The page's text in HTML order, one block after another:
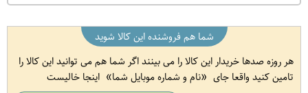
شما هم فروشنده این کالا شوید
هر روزه صدها خریدار این کالا را می بینند اگر شما هم می توانید این کالا را
تامین کنید واقعا جای
نام و شماره موبایل شما اینجا خالیست